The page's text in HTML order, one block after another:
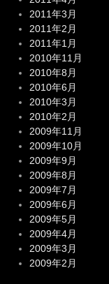
2011年3月
2011年2月
2011年1月
2010年11月
2010年8月
2010年6月
2010年3月
2010年2月
2009年11月
2009年10月
2009年9月
2009年8月
2009年7月
2009年6月
2009年5月
2009年4月
2009年3月
2009年2月